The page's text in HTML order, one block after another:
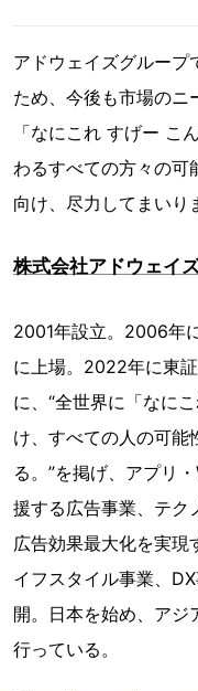
アドウェイズグループ
ため、今後も市場のニ
「なにこれ すげー こ
わるすべての方々の可
向け、尽力してまいり
株式会社アドウェイ
2001年設立。2006年
に上場。2022年に東
に、“全世界に「なに
け、すべての人の可能
る。”を掲げ、アプリ
援する広告事業、テク
広告効果最大化を実現
イフスタイル事業、
開。日本を始め、アジ
行っている。